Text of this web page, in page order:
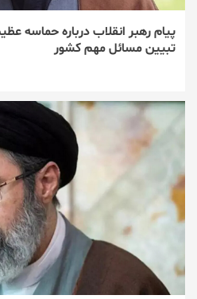
پیام رهبر انقلاب درباره حماسه
تبیین مسائل مهم کشور